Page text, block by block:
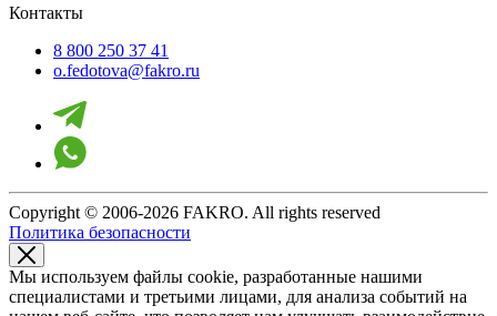
Контакты
8 800 250 37 41
o.fedotova@fakro.ru
Copyright © 2006-2026 FAKRO. All rights reserved
Политика безопасности
Мы используем файлы cookie, разработанные нашими
специалистами и третьими лицами, для анализа событий на